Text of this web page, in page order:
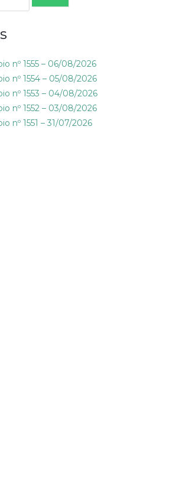
nº 1555 – 06/08/2026
nº 1554 – 05/08/2026
nº 1553 – 04/08/2026
nº 1552 – 03/08/2026
nº 1551 – 31/07/2026